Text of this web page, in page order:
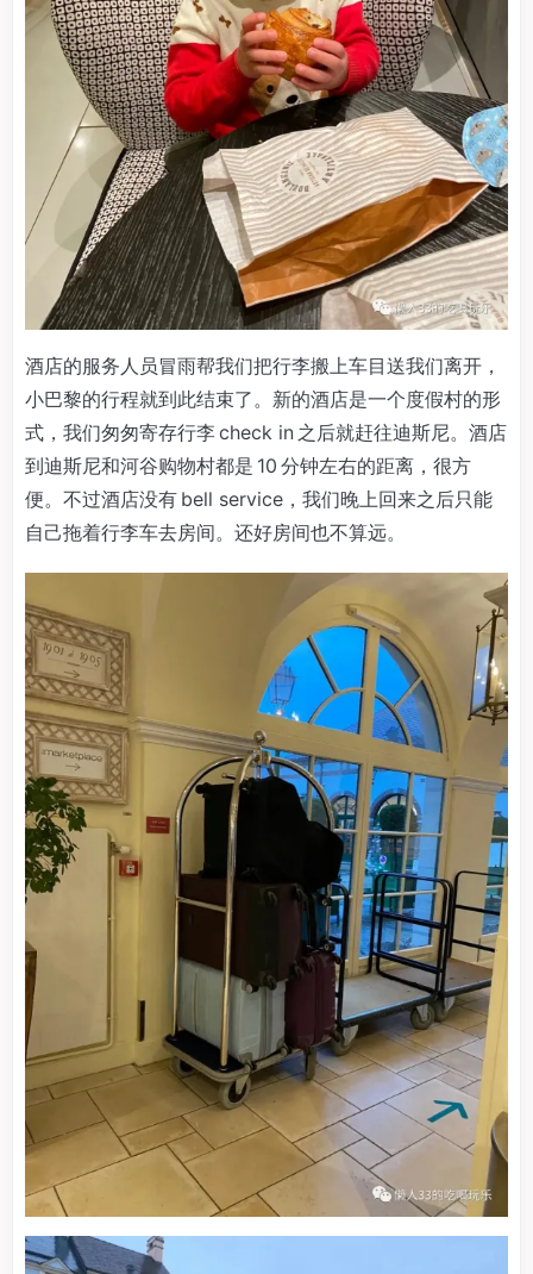
酒店的服务人员冒雨帮我们把行李搬上车目送我们离开，
小巴黎的行程就到此结束了。新的酒店是一个度假村的形
式，我们匆匆寄存行李 check in 之后就赶往迪斯尼。酒店
到迪斯尼和河谷购物村都是 10 分钟左右的距离，很方
便。不过酒店没有 bell service，我们晚上回来之后只能
自己拖着行李车去房间。还好房间也不算远。